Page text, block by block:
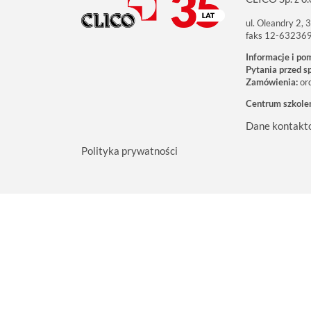
ul. Oleandry 2,
faks 12-
Informacje i
Pytania przed
Zamówienia:
Centrum
Dane
Polityka prywatności